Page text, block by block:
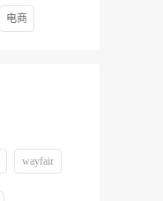
电商
wayfair